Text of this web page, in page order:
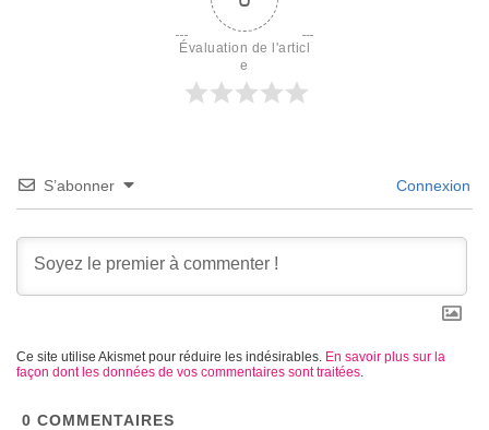
Évaluation de l'articl
e
S’abonner Connexion
Ce site utilise Akismet pour réduire les indésirables. En savoir plus sur la
façon dont les données de vos commentaires sont traitées.
0 COMMENTAIRES